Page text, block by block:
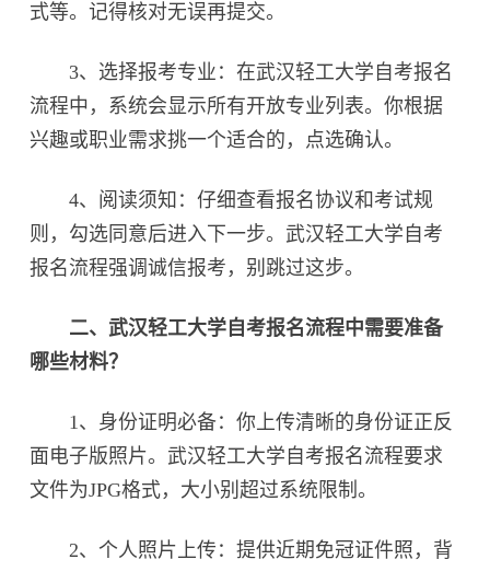
式等。记得核对无误再提交。
3、选择报考专业：在武汉轻工大学自考报名
流程中，系统会显示所有开放专业列表。你根据
兴趣或职业需求挑一个适合的，点选确认。
4、阅读须知：仔细查看报名协议和考试规
则，勾选同意后进入下一步。武汉轻工大学自考
报名流程强调诚信报考，别跳过这步。
二、武汉轻工大学自考报名流程中需要准备
哪些材料？
1、身份证明必备：你上传清晰的身份证正反
面电子版照片。武汉轻工大学自考报名流程要求
文件为JPG格式，大小别超过系统限制。
2、个人照片上传：提供近期免冠证件照，背